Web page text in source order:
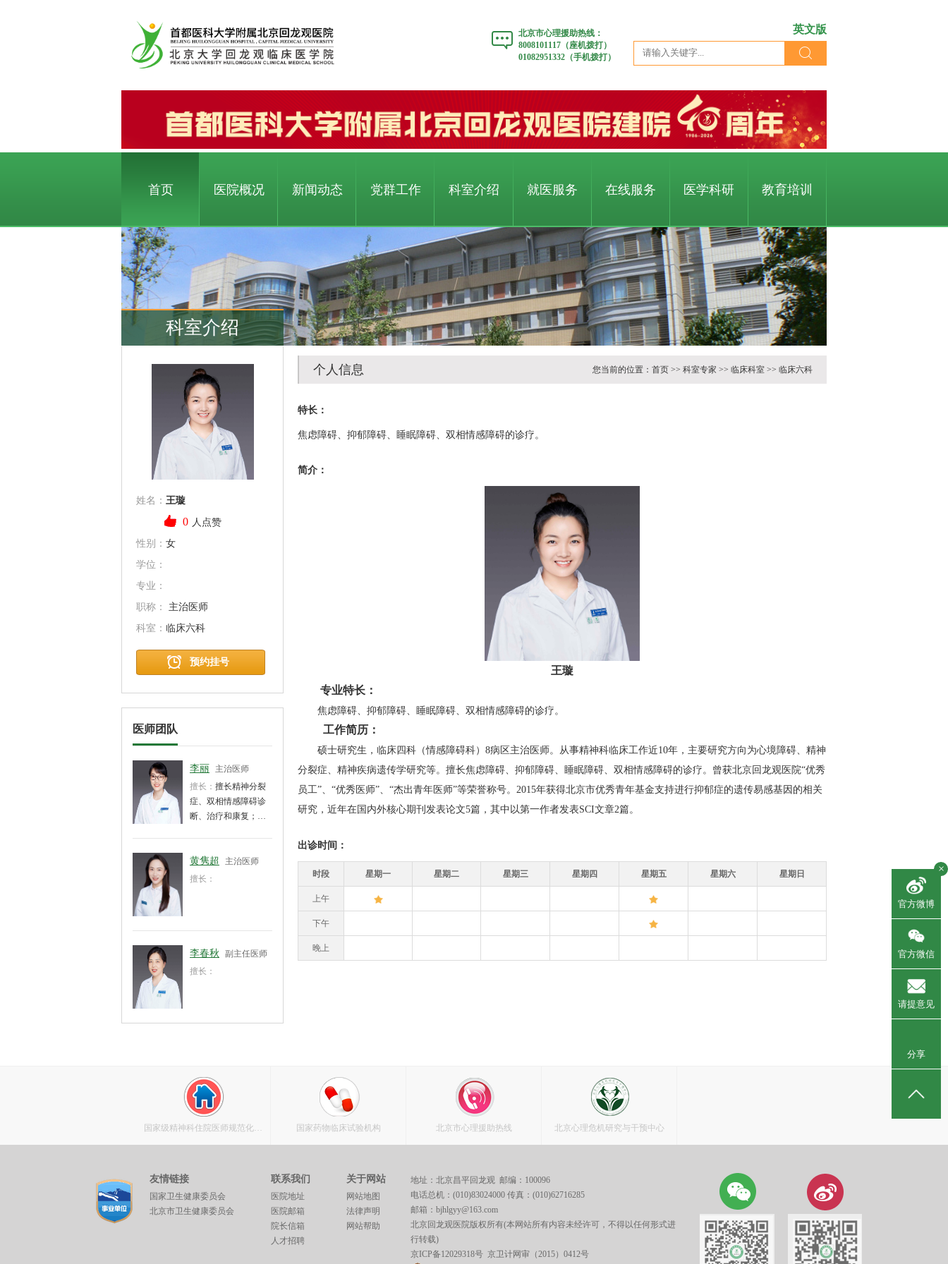
北京市心理援助热线：
8008101117（座机拨打）
01082951332（手机拨打）
英文版
首页 医院概况 新闻动态 党群工作 科室介绍 就医服务 在线服务 医学科研 教育培训
科室介绍
姓名： 王璇
0 人点赞
性别： 女
学位：
专业：
职称：
主治医师
科室： 临床六科
预约挂号
医师团队
李丽
主治医师
擅长： 擅长精神分裂
症、双相情感障碍诊
断、治疗和康复；对
诊断治疗和心理疏导
具有丰富的临床经
黄隽超
主治医师
擅长：
李春秋
副主任医师
擅长：
个人信息 您当前的位置： 首页 >> 科室专家 >> 临床科室 >> 临床六科
特长：
焦虑障碍、抑郁障碍、睡眠障碍、双相情感障碍的诊疗。
简介：
王璇
专业特长：
焦虑障碍、抑郁障碍、睡眠障碍、双相情感障碍的诊疗。
工作简历：
硕士研究生，临床四科（情感障碍科）8病区主治医师。从事精神科临床工作近10年，主要研究方向为心境障碍、精神
分裂症、精神疾病遗传学研究等。擅长焦虑障碍、抑郁障碍、睡眠障碍、双相情感障碍的诊疗。曾获北京回龙观医院“优秀
员工”、“优秀医师”、“杰出青年医师”等荣誉称号。2015年获得北京市优秀青年基金支持进行抑郁症的遗传易感基因的相关
研究，近年在国内外核心期刊发表论文5篇，其中以第一作者发表SCI文章2篇。
出诊时间：
时段 星期一 星期二 星期三 星期四 星期五 星期六 星期日
上午
下午
晚上
国家级精神科住院医师规范化培
国家药物临床试验机构 北京市心理援助热线 北京心理危机研究与干预中心
友情链接
国家卫生健康委员会
北京市卫生健康委员会
联系我们
医院地址
医院邮箱
院长信箱
人才招聘
关于网站
网站地图
法律声明
网站帮助
地址：北京昌平回龙观 邮编：100096
电话总机：(010)83024000 传真：(010)62716285
邮箱：bjhlgyy@163.com
北京回龙观医院版权所有(本网站所有内容未经许可，不得以任何形式进
行转载)
京ICP备12029318号 京卫计网审（2015）0412号
×
官方微博
官方微信
请提意见
分享